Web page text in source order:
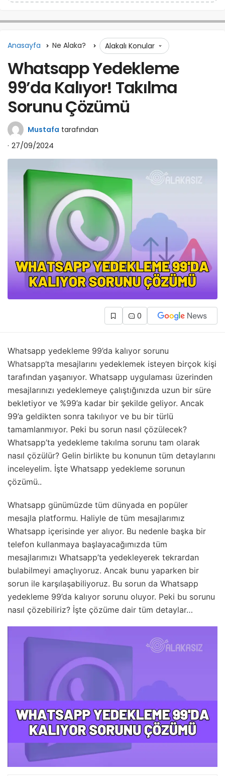
Anasayfa Ne Alaka? Alakalı Konular
Whatsapp Yedekleme
99’da Kalıyor! Takılma
Sorunu Çözümü
Mustafa tarafından
27/09/2024
0
Whatsapp yedekleme 99’da kalıyor sorunu
Whatsapp‘ta mesajlarını yedeklemek isteyen birçok kişi
tarafından yaşanıyor. Whatsapp uygulaması üzerinden
mesajlarınızı yedeklemeye çalıştığınızda uzun bir süre
bekletiyor ve %99’a kadar bir şekilde geliyor. Ancak
99’a geldikten sonra takılıyor ve bu bir türlü
tamamlanmıyor. Peki bu sorun nasıl çözülecek?
Whatsapp’ta yedekleme takılma sorunu tam olarak
nasıl çözülür? Gelin birlikte bu konunun tüm detaylarını
inceleyelim. İşte Whatsapp yedekleme sorunun
çözümü..
Whatsapp günümüzde tüm dünyada en popüler
mesajla platformu. Haliyle de tüm mesajlarımız
Whatsapp içerisinde yer alıyor. Bu nedenle başka bir
telefon kullanmaya başlayacağımızda tüm
mesajlarımızı Whatsapp’ta yedekleyerek tekrardan
bulabilmeyi amaçlıyoruz. Ancak bunu yaparken bir
sorun ile karşılaşabiliyoruz. Bu sorun da Whatsapp
yedekleme 99’da kalıyor sorunu oluyor. Peki bu sorunu
nasıl çözebiliriz? İşte çözüme dair tüm detaylar…